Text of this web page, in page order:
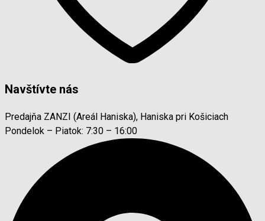
Navštívte nás
Predajňa ZANZI (Areál Haniska), Haniska pri Košiciach
Pondelok – Piatok: 7:30 – 16:00